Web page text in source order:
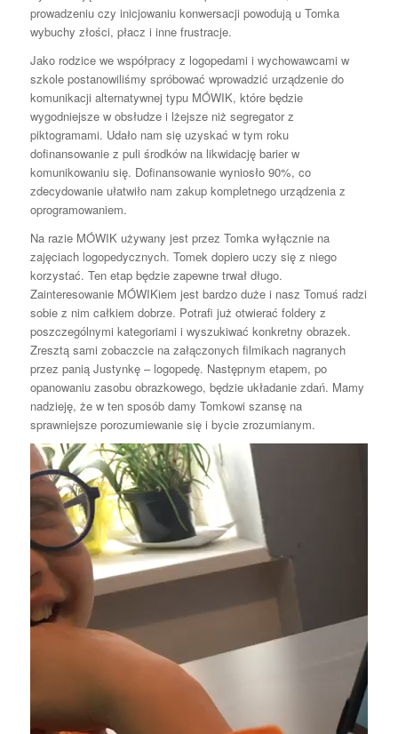
prowadzeniu czy inicjowaniu konwersacji powodują u Tomka
wybuchy złości, płacz i inne frustracje.
Jako rodzice we współpracy z logopedami i wychowawcami w
szkole postanowiliśmy spróbować wprowadzić urządzenie do
komunikacji alternatywnej typu MÓWIK, które będzie
wygodniejsze w obsłudze i lżejsze niż segregator z
piktogramami. Udało nam się uzyskać w tym roku
dofinansowanie z puli środków na likwidację barier w
komunikowaniu się. Dofinansowanie wyniosło 90%, co
zdecydowanie ułatwiło nam zakup kompletnego urządzenia z
oprogramowaniem.
Na razie MÓWIK używany jest przez Tomka wyłącznie na
zajęciach logopedycznych. Tomek dopiero uczy się z niego
korzystać. Ten etap będzie zapewne trwał długo.
Zainteresowanie MÓWIKiem jest bardzo duże i nasz Tomuś radzi
sobie z nim całkiem dobrze. Potrafi już otwierać foldery z
poszczególnymi kategoriami i wyszukiwać konkretny obrazek.
Zresztą sami zobaczcie na załączonych filmikach nagranych
przez panią Justynkę – logopedę. Następnym etapem, po
opanowaniu zasobu obrazkowego, będzie układanie zdań. Mamy
nadzieję, że w ten sposób damy Tomkowi szansę na
sprawniejsze porozumiewanie się i bycie zrozumianym.